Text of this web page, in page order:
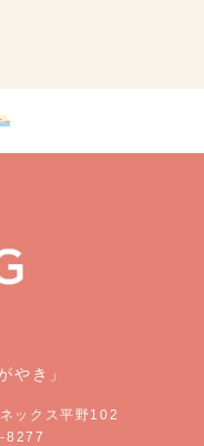
やき」
ックス平野102
8277